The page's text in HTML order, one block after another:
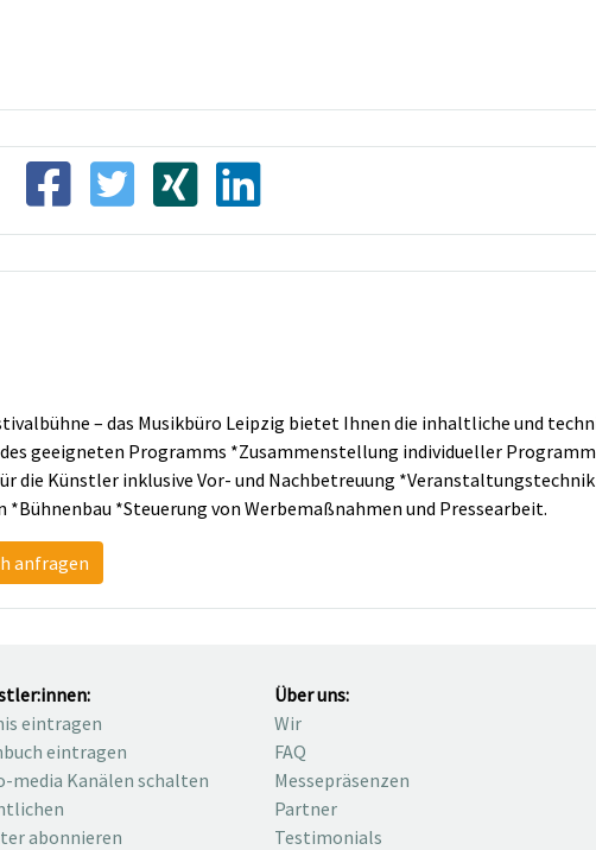
– das Musikbüro Leipzig bietet Ihnen die inhaltliche und
geeigneten Programms *Zusammenstellung individueller
die Künstler inklusive Vor- und Nachbetreuung
*Steuerung von Werbemaßnahmen und Pressearbeit.
anfragen
eintragen
eintragen
media Kanälen schalten
abonnieren
Über uns:
Wir
FAQ
Messepräsenzen
Partner
Testimonials